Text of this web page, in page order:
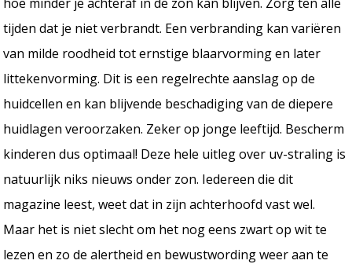
tijden dat je niet verbrandt. Een verbranding kan variëren
van milde roodheid tot ernstige blaarvorming en later
littekenvorming. Dit is een regelrechte aanslag op de
huidcellen en kan blijvende beschadiging van de diepere
huidlagen veroorzaken. Zeker op jonge leeftijd. Bescherm
kinderen dus optimaal! Deze hele uitleg over uv-straling is
natuurlijk niks nieuws onder zon. Iedereen die dit
magazine leest, weet dat in zijn achterhoofd vast wel.
Maar het is niet slecht om het nog eens zwart op wit te
lezen en zo de alertheid en bewustwording weer aan te